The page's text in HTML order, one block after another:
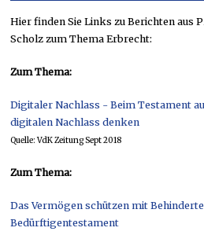
Hier finden Sie Links zu Berichten aus
Scholz zum Thema Erbrecht:
Zum Thema:
Digitaler Nachlass - Beim Testament
digitalen Nachlass denken
Quelle: VdK Zeitung Sept 2018
Zum Thema:
Das Vermögen schützen mit
Bedürftigentestament